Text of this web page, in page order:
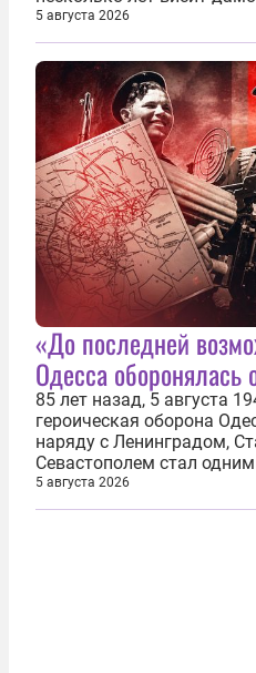
насильственного
депортировали, а многие
дожидаясь изгнания из
людей, проваливших...
5 августа 2026
«До последней
Одесса оборонялась
85 лет назад, 5 августа
героическая оборона
наряду с Ленинградом,
Севастополем стал
героев. Историки
Иосифа Сталина,
5 августа 2026